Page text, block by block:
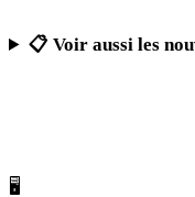
📋 Voir aussi les
🖥️